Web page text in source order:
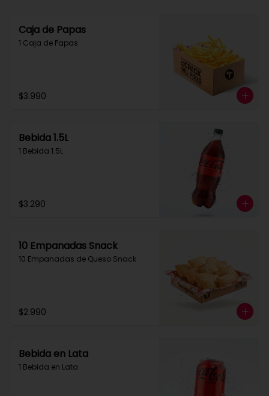
Caja de Papas
1 Caja de Papas
$3.990
Bebida 1.5L
1 Bebida 1.5L
$3.290
10 Empanadas Snack
10 Empanadas de Queso Snack
$2.990
Bebida en Lata
1 Bebida en Lata